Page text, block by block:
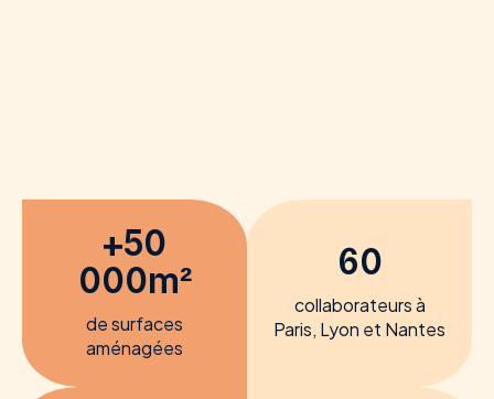
+50
000m²
de surfaces
aménagées
60
collaborateurs à
Paris, Lyon et Nantes